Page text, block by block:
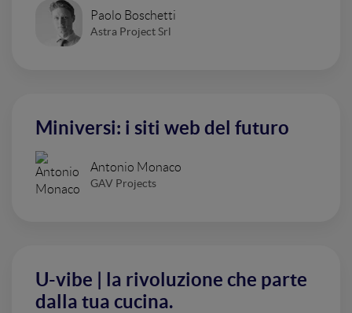
Paolo Boschetti
Astra Project Srl
Miniversi: i siti web del futuro
Antonio Monaco
GAV Projects
U-vibe | la rivoluzione che parte
dalla tua cucina.